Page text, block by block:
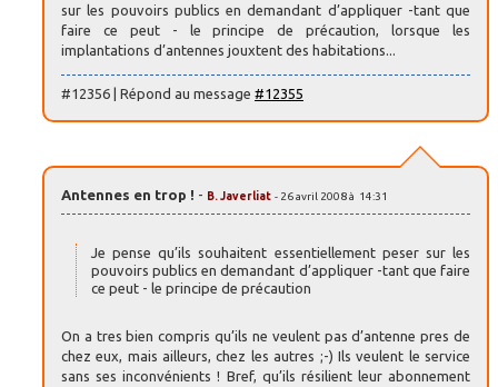
sur les pouvoirs publics en demandant d’appliquer -tant que
faire ce peut - le principe de précaution, lorsque les
implantations d’antennes jouxtent des habitations...
#12356 | Répond au message #12355
Antennes en trop ! - B. Javerliat - 26 avril 2008 à 14:31
Je pense qu’ils souhaitent essentiellement peser sur les
pouvoirs publics en demandant d’appliquer -tant que faire
ce peut - le principe de précaution
On a tres bien compris qu’ils ne veulent pas d’antenne pres de
chez eux, mais ailleurs, chez les autres ;-) Ils veulent le service
sans ses inconvénients ! Bref, qu’ils résilient leur abonnement